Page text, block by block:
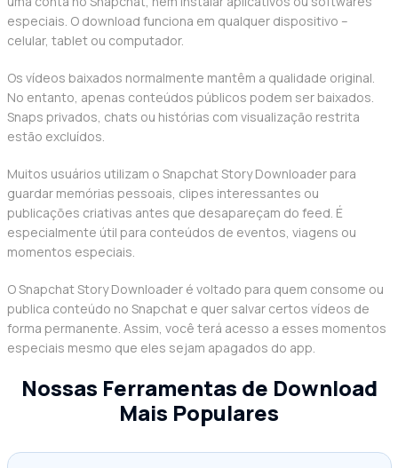
especiais. O download funciona em qualquer dispositivo –
celular, tablet ou computador.
Os vídeos baixados normalmente mantêm a qualidade original.
No entanto, apenas conteúdos públicos podem ser baixados.
Snaps privados, chats ou histórias com visualização restrita
estão excluídos.
Muitos usuários utilizam o Snapchat Story Downloader para
guardar memórias pessoais, clipes interessantes ou
publicações criativas antes que desapareçam do feed. É
especialmente útil para conteúdos de eventos, viagens ou
momentos especiais.
O Snapchat Story Downloader é voltado para quem consome ou
publica conteúdo no Snapchat e quer salvar certos vídeos de
forma permanente. Assim, você terá acesso a esses momentos
especiais mesmo que eles sejam apagados do app.
Nossas Ferramentas de Download
Mais Populares